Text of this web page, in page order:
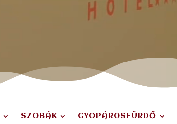
SZOBÁK GYOPÁROSFÜRDŐ